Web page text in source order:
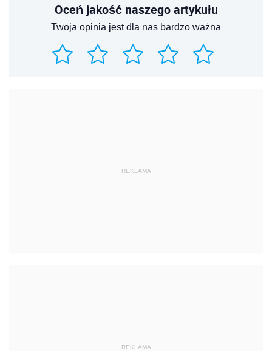
Oceń jakość naszego artykułu
Twoja opinia jest dla nas bardzo ważna
REKLAMA
REKLAMA